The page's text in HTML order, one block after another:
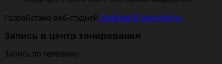
Разработано веб-студией Цифровой архитектор
Запись в центр тонирования
Запись по телефону: